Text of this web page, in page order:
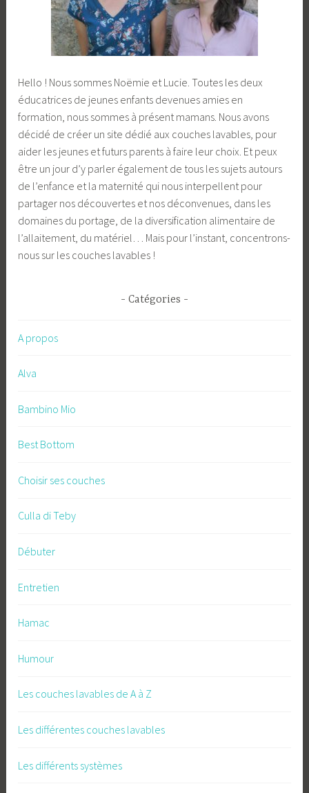
Hello ! Nous sommes Noëmie et Lucie. Toutes les deux
éducatrices de jeunes enfants devenues amies en
formation, nous sommes à présent mamans. Nous avons
décidé de créer un site dédié aux couches lavables, pour
aider les jeunes et futurs parents à faire leur choix. Et peux
être un jour d’y parler également de tous les sujets autours
de l’enfance et la maternité qui nous interpellent pour
partager nos découvertes et nos déconvenues, dans les
domaines du portage, de la diversification alimentaire de
l’allaitement, du matériel… Mais pour l’instant, concentrons-
nous sur les couches lavables !
Catégories
A propos
Alva
Bambino Mio
Best Bottom
Choisir ses couches
Culla di Teby
Débuter
Entretien
Hamac
Humour
Les couches lavables de A à Z
Les différentes couches lavables
Les différents systèmes